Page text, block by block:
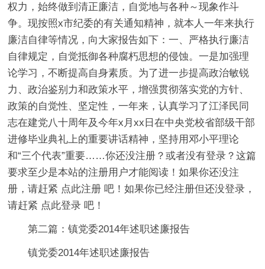
权力，始终做到清正廉洁，自觉地与各种～现象作斗
争。现按照x市纪委的有关通知精神，就本人一年来执行
廉洁自律等情况，向大家报告如下：一、严格执行廉洁
自律规定，自觉抵御各种腐朽思想的侵蚀。一是加强理
论学习，不断提高自身素质。为了进一步提高政治敏锐
力、政治鉴别力和政策水平，增强贯彻落实党的方针、
政策的自觉性、坚定性，一年来，认真学习了江泽民同
志在建党八十周年及今年x月xx日在中央党校省部级干部
进修毕业典礼上的重要讲话精神，坚持用邓小平理论
和“三个代表”重要……你还没注册？或者没有登录？这篇
要求至少是本站的注册用户才能阅读！如果你还没注
册，请赶紧 点此注册 吧！如果你已经注册但还没登录，
请赶紧 点此登录 吧！
第二篇：镇党委2014年述职述廉报告
镇党委2014年述职述廉报告